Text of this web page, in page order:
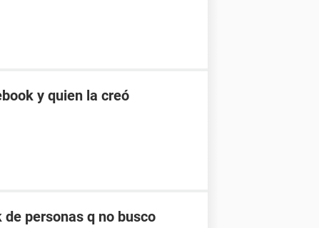
y quien la creó
personas q no busco